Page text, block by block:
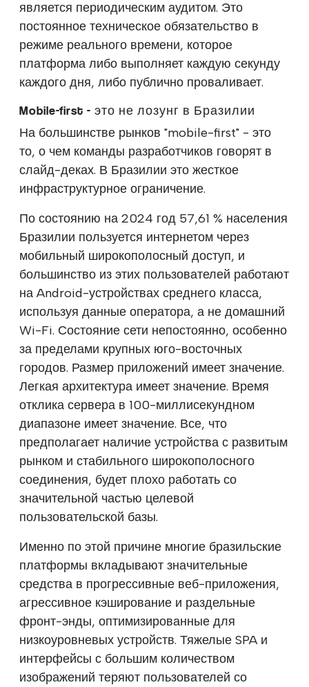
является периодическим аудитом. Это
постоянное техническое обязательство в
режиме реального времени, которое
платформа либо выполняет каждую секунду
каждого дня, либо публично проваливает.
Mobile-first - это не лозунг в Бразилии
На большинстве рынков "mobile-first" - это
то, о чем команды разработчиков говорят в
слайд-деках. В Бразилии это жесткое
инфраструктурное ограничение.
По состоянию на 2024 год 57,61 % населения
Бразилии пользуется интернетом через
мобильный широкополосный доступ, и
большинство из этих пользователей работают
на Android-устройствах среднего класса,
используя данные оператора, а не домашний
Wi-Fi. Состояние сети непостоянно, особенно
за пределами крупных юго-восточных
городов. Размер приложений имеет значение.
Легкая архитектура имеет значение. Время
отклика сервера в 100-миллисекундном
диапазоне имеет значение. Все, что
предполагает наличие устройства с развитым
рынком и стабильного широкополосного
соединения, будет плохо работать со
значительной частью целевой
пользовательской базы.
Именно по этой причине многие бразильские
платформы вкладывают значительные
средства в прогрессивные веб-приложения,
агрессивное кэширование и раздельные
фронт-энды, оптимизированные для
низкоуровневых устройств. Тяжелые SPA и
интерфейсы с большим количеством
изображений теряют пользователей со